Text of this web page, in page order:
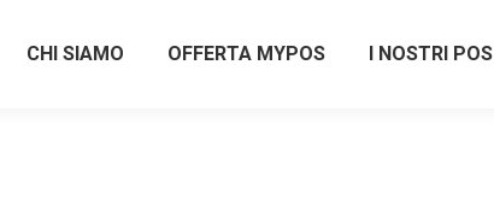
CHI SIAMO OFFERTA MYPOS I NOSTRI POS